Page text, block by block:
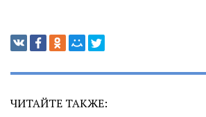
ЧИТАЙТЕ ТАКЖЕ: